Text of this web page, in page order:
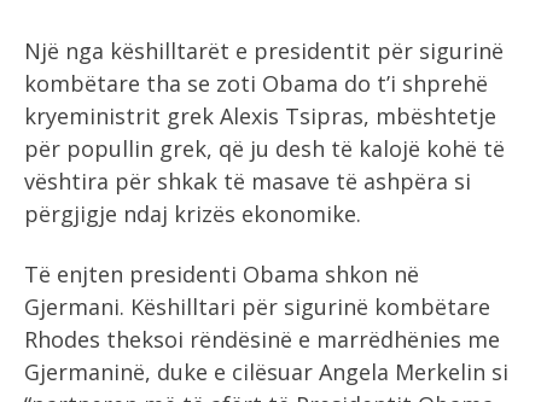
Një nga këshilltarët e presidentit për sigurinë
kombëtare tha se zoti Obama do t’i shprehë
kryeministrit grek Alexis Tsipras, mbështetje
për popullin grek, që ju desh të kalojë kohë të
vështira për shkak të masave të ashpëra si
përgjigje ndaj krizës ekonomike.
Të enjten presidenti Obama shkon në
Gjermani. Këshilltari për sigurinë kombëtare
Rhodes theksoi rëndësinë e marrëdhënies me
Gjermaninë, duke e cilësuar Angela Merkelin si